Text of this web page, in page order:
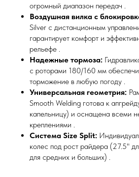
огромный диапазон передач .
Воздушная вилка с
Silver с дистанционным
гарантирует комфорт и
рельефе .
Надежные тормоза:
с роторами 180/160 мм
торможение в любую погоду .
Универсальная геометрия:
Smooth Welding готова к
капельницу) и оснащена всеми
креплениями .
Система Size Split:
колес под рост райдера (27.5"
для средних и больших) .